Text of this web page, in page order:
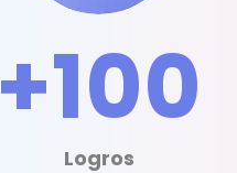
+100
Logros